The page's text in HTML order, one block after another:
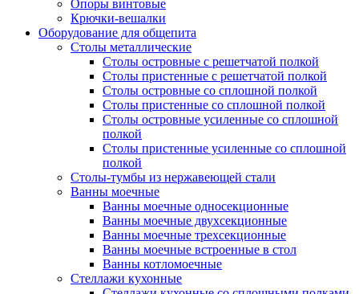
Опоры винтовые
Крючки-вешалки
Оборудование для общепита
Столы металлические
Столы островные с решетчатой полкой
Столы пристенные с решетчатой полкой
Столы островные со сплошной полкой
Столы пристенные со сплошной полкой
Столы островные усиленные со сплошной
полкой
Столы пристенные усиленные со сплошной
полкой
Столы-тумбы из нержавеющей стали
Ванны моечные
Ванны моечные односекционные
Ванны моечные двухсекционные
Ванны моечные трехсекционные
Ванны моечные встроенные в стол
Ванны котломоечные
Стеллажи кухонные